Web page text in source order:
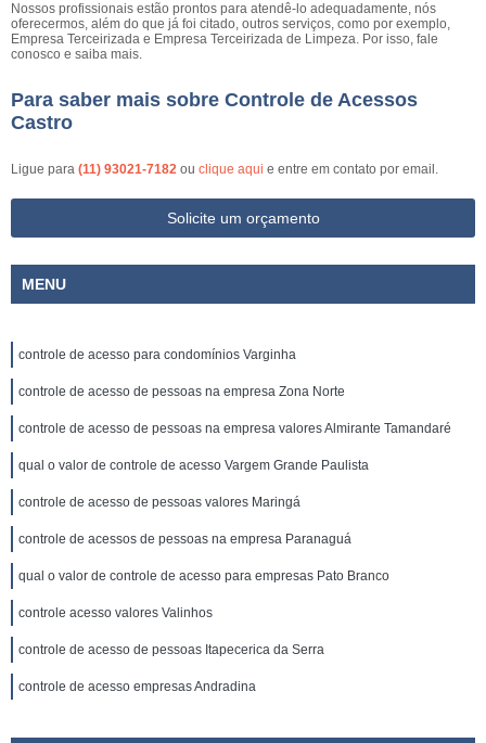
Nossos profissionais estão prontos para atendê-lo adequadamente, nós
oferecermos, além do que já foi citado, outros serviços, como por exemplo,
Empresa Terceirizada e Empresa Terceirizada de Limpeza. Por isso, fale
conosco e saiba mais.
Para saber mais sobre Controle de Acessos
Castro
Ligue para (11) 93021-7182 ou clique aqui e entre em contato por email.
Solicite um orçamento
MENU
controle de acesso para condomínios Varginha
controle de acesso de pessoas na empresa Zona Norte
controle de acesso de pessoas na empresa valores Almirante Tamandaré
qual o valor de controle de acesso Vargem Grande Paulista
controle de acesso de pessoas valores Maringá
controle de acessos de pessoas na empresa Paranaguá
qual o valor de controle de acesso para empresas Pato Branco
controle acesso valores Valinhos
controle de acesso de pessoas Itapecerica da Serra
controle de acesso empresas Andradina